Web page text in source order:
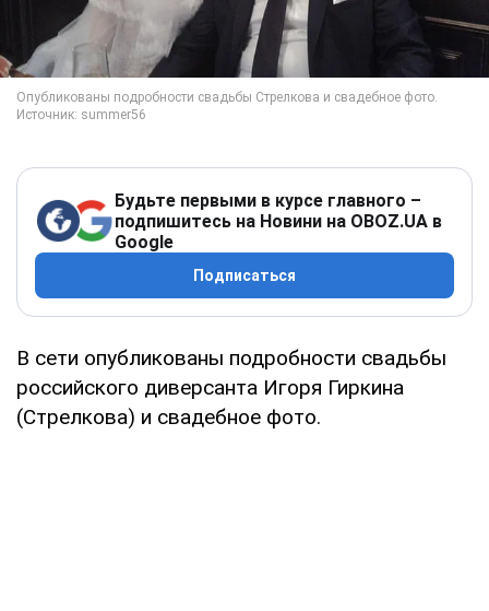
Будьте первыми в курсе главного –
подпишитесь на Новини на OBOZ.UA в
Google
Подписаться
В сети опубликованы подробности свадьбы
российского диверсанта Игоря Гиркина
(Стрелкова) и свадебное фото.